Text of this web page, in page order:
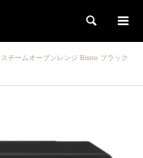
検索
チームオーブンレンジ Bistro ブラック